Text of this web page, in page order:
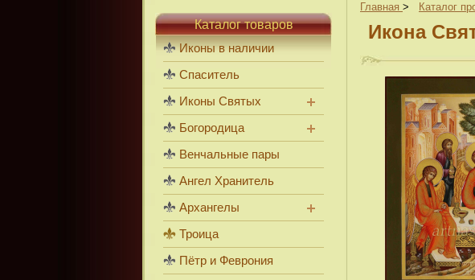
Главная > Каталог
Икона
Каталог товаров
Иконы в наличии
Спаситель
Иконы Святых
Богородица
Венчальные пары
Ангел Хранитель
Архангелы
Троица
Пётр и Феврония